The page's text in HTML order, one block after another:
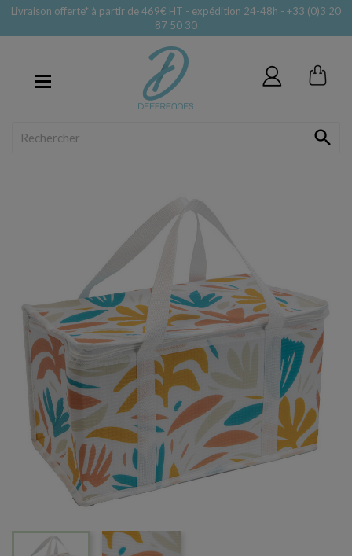
Livraison offerte* à partir de 469€ HT - expédition 24-48h - +33 (0)3 20
87 50 30
